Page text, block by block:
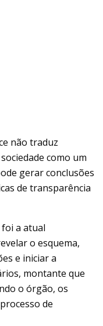
não traduz
como um
gerar conclusões
de transparência
foi a atual
o esquema,
e iniciar a
montante que
o órgão, os
de